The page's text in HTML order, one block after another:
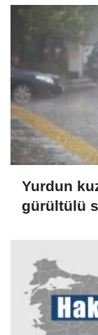
Yurdun
gürültülü